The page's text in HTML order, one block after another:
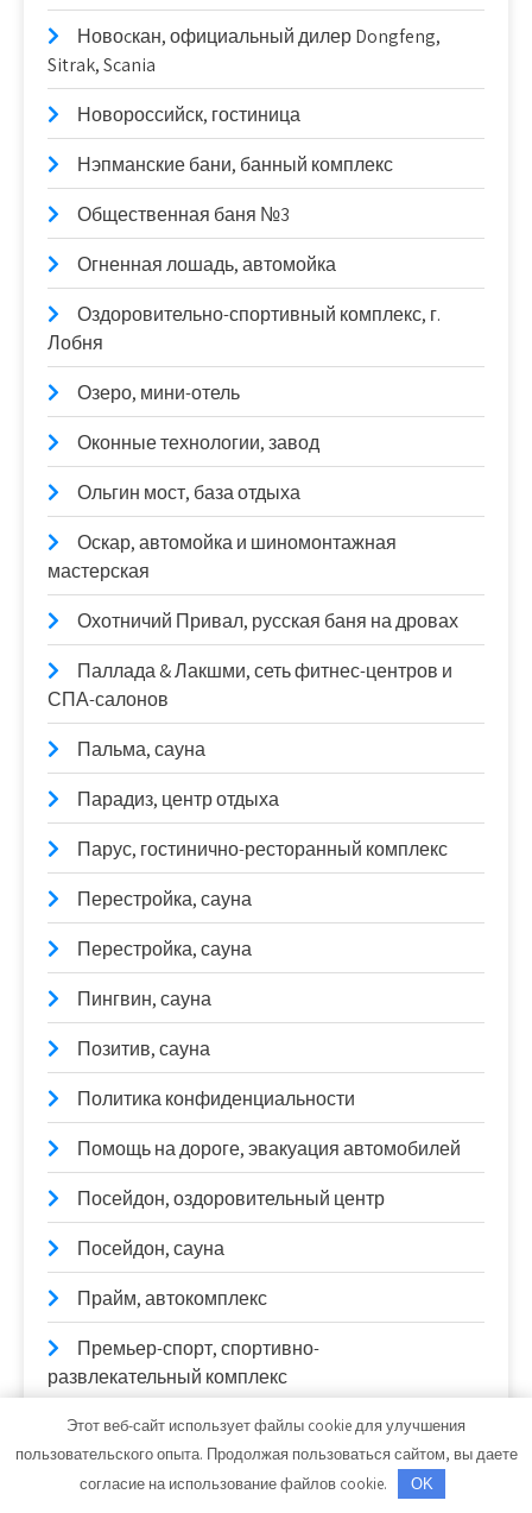
Новоcкан, официальный дилер Dongfeng,
Sitrak, Scania
Новороссийск, гостиница
Нэпманские бани, банный комплекс
Общественная баня №3
Огненная лошадь, автомойка
Оздоровительно-спортивный комплекс, г.
Лобня
Озеро, мини-отель
Оконные технологии, завод
Ольгин мост, база отдыха
Оскар, автомойка и шиномонтажная
мастерская
Охотничий Привал, русская баня на дровах
Паллада & Лакшми, сеть фитнес-центров и
СПА-салонов
Пальма, сауна
Парадиз, центр отдыха
Парус, гостинично-ресторанный комплекс
Перестройка, сауна
Перестройка, сауна
Пингвин, сауна
Позитив, сауна
Политика конфиденциальности
Помощь на дороге, эвакуация автомобилей
Посейдон, оздоровительный центр
Посейдон, сауна
Прайм, автокомплекс
Премьер-спорт, спортивно-
развлекательный комплекс
Престиж, SPA-центр
Радуга, автомойка
Этот веб-сайт использует файлы cookie для улучшения
пользовательского опыта. Продолжая пользоваться сайтом, вы даете
согласие на использование файлов cookie.
OK